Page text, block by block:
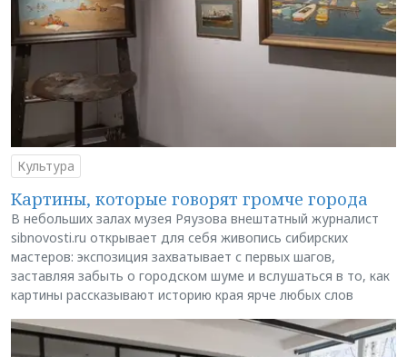
Культура
Картины, которые говорят громче города
В небольших залах музея Ряузова внештатный журналист
sibnovosti.ru открывает для себя живопись сибирских
мастеров: экспозиция захватывает с первых шагов,
заставляя забыть о городском шуме и вслушаться в то, как
картины рассказывают историю края ярче любых слов